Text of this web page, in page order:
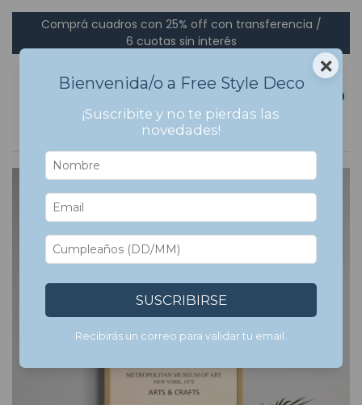
Comprá cuadros con 25% off con transferencia /
6 cuotas sin interés
×
Bienvenida/o a Free Style Deco
¡Suscribite y no te pierdas las
novedades!
SUSCRIBIRSE
Recibirás un correo para validar tu email.